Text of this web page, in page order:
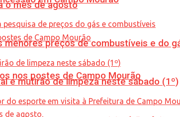
nos postes de Campo Mourão
o mês de agosto
preços de combustíveis e do
e mutirão de limpeza neste sábado (1º)